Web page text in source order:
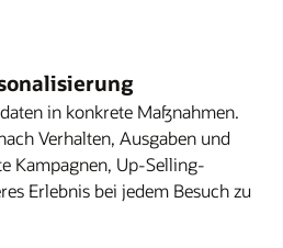
in konkrete Maßnahmen.
Verhalten, Ausgaben und
Kampagnen, Up-Selling-
Erlebnis bei jedem Besuch zu